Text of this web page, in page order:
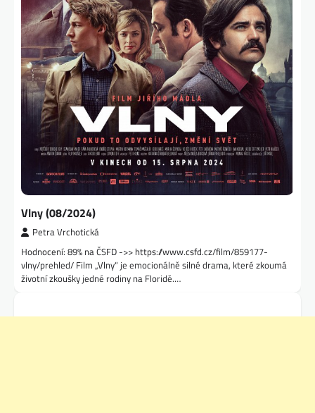
Vlny (08/2024)
Petra Vrchotická
Hodnocení: 89% na ČSFD ->> https://www.csfd.cz/film/859177-
vlny/prehled/ Film „Vlny“ je emocionálně silné drama, které zkoumá
životní zkoušky jedné rodiny na Floridě.…